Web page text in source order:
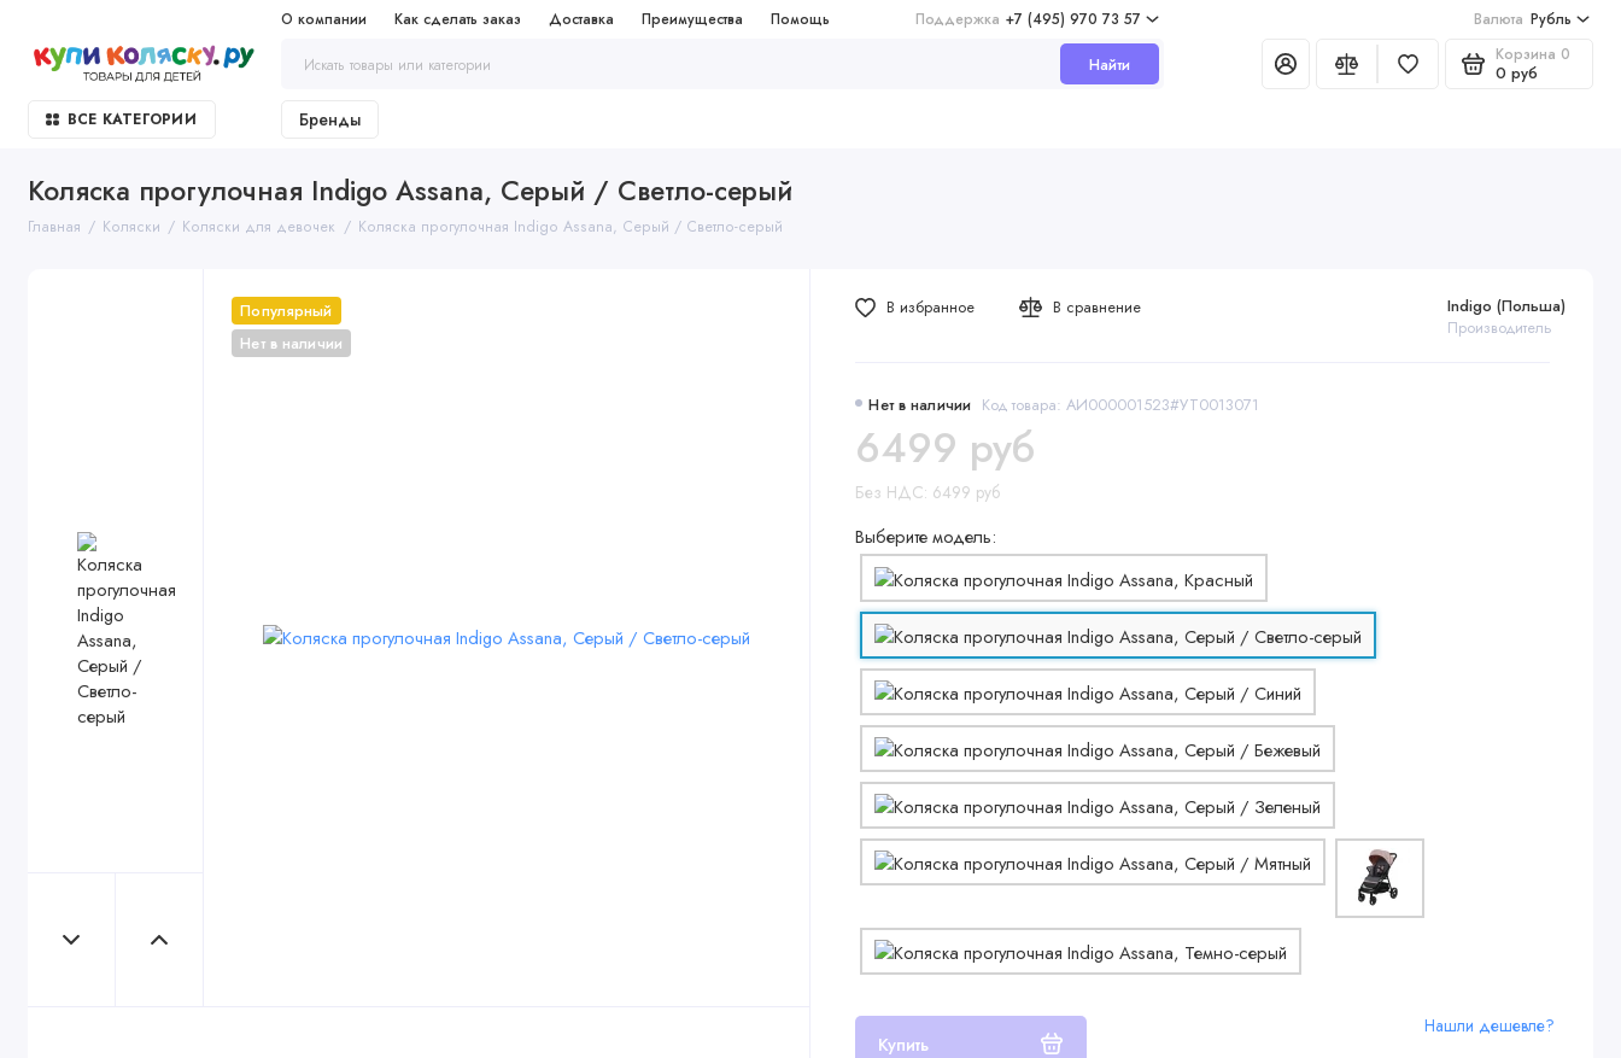
О компании Как сделать заказ Доставка Преимущества Помощь Поддержка +7 (495) 970 73 57 Валюта Рубль
Найти Корзина 0
0 руб
ВСЕ КАТЕГОРИИ Бренды
Коляска прогулочная Indigo Assana, Серый / Светло-серый
Главная Коляски Коляски для девочек Коляска прогулочная Indigo Assana, Серый / Светло-серый
Популярный
Нет в наличии
Нет в наличии Код товара: АИ000001523#УТ0013071
Indigo (Польша)
Производитель
6499 руб
Без НДС: 6499 руб
Выберите модель:
Купить
Нашли дешевле?
В избранное В сравнение